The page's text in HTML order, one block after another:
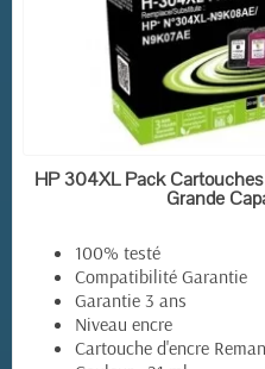
EN
HP 304XL Pack
Grande
100% testé
Compatibilité Garantie
Garantie 3 ans
Niveau encre
Cartouche d'encre